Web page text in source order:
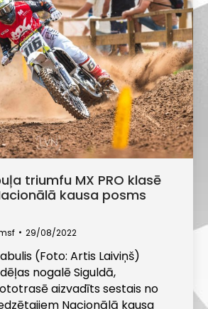
triumfu MX PRO klasē
kausa posms
29/08/2022
(Foto: Artis Laiviņš)
nogalē Siguldā,
aizvadīts sestais no
Nacionālā kausa